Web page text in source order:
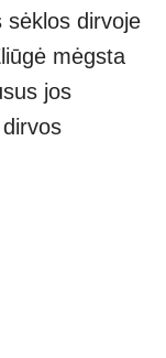
sėklos dirvoje
mėgsta
jos